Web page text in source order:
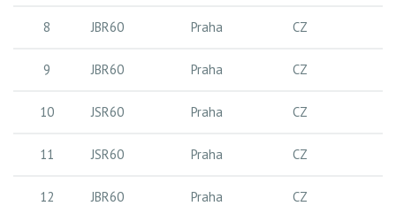
8 JBR60 Praha CZ
9 JBR60 Praha CZ
10 JSR60 Praha CZ
11 JSR60 Praha CZ
12 JBR60 Praha CZ